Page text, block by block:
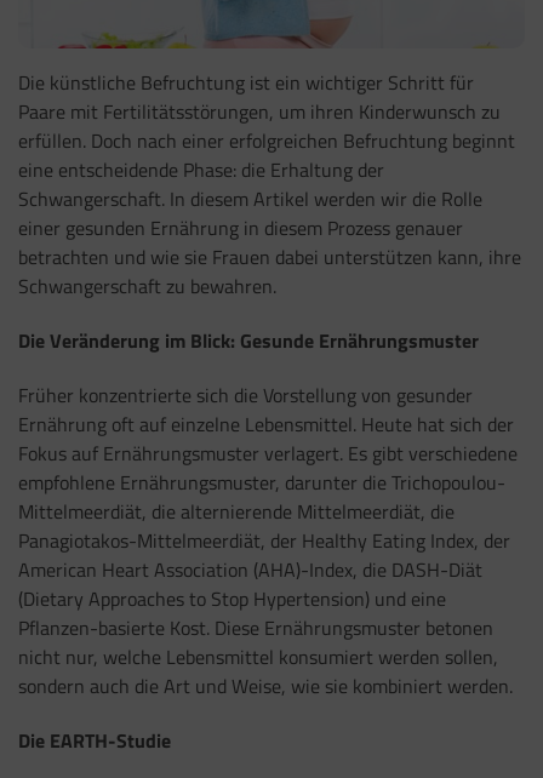
Die künstliche Befruchtung ist ein wichtiger Schritt für
Paare mit Fertilitätsstörungen, um ihren Kinderwunsch zu
erfüllen. Doch nach einer erfolgreichen Befruchtung beginnt
eine entscheidende Phase: die Erhaltung der
Schwangerschaft. In diesem Artikel werden wir die Rolle
einer gesunden Ernährung in diesem Prozess genauer
betrachten und wie sie Frauen dabei unterstützen kann, ihre
Schwangerschaft zu bewahren.
Die Veränderung im Blick: Gesunde Ernährungsmuster
Früher konzentrierte sich die Vorstellung von gesunder
Ernährung oft auf einzelne Lebensmittel. Heute hat sich der
Fokus auf Ernährungsmuster verlagert. Es gibt verschiedene
empfohlene Ernährungsmuster, darunter die Trichopoulou-
Mittelmeerdiät, die alternierende Mittelmeerdiät, die
Panagiotakos-Mittelmeerdiät, der Healthy Eating Index, der
American Heart Association (AHA)-Index, die DASH-Diät
(Dietary Approaches to Stop Hypertension) und eine
Pflanzen-basierte Kost. Diese Ernährungsmuster betonen
nicht nur, welche Lebensmittel konsumiert werden sollen,
sondern auch die Art und Weise, wie sie kombiniert werden.
Die EARTH-Studie